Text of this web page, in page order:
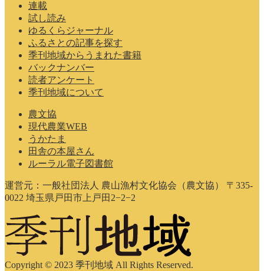
連載
試し読み
ゆるくらジャーナル
ふるさとの記事を探す
季刊地域からうまれた書籍
バックナンバー
読者アンケート
季刊地域について
農文協
現代農業WEB
うかたま
田舎の本屋さん
ルーラル電子図書館
運営元：一般社団法人 農山漁村文化協会（農文協） 〒335-
0022 埼玉県戸田市上戸田2−2−2
Copyright © 2023 季刊地域 All Rights Reserved.